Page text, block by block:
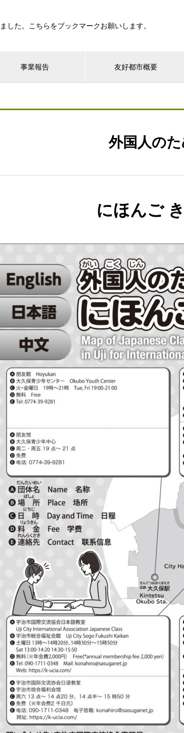
した。こちらをブックマークお願いします。
事業報告 友好都市概要
外国人の
にほんご